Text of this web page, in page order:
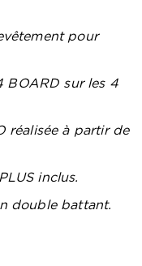
pour
BOARD sur les 4
réalisée à partir de
inclus.
double battant.